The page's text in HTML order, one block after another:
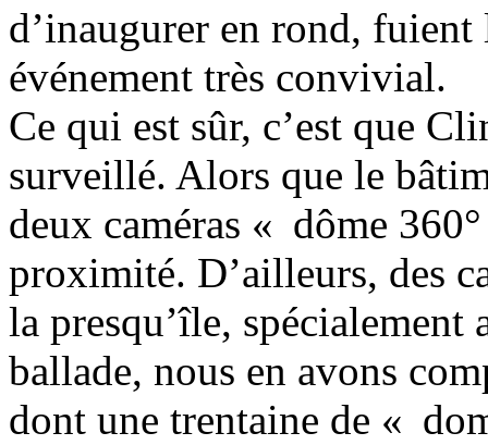
d’inaugurer en rond, fuient
événement très convivial.
Ce qui est sûr, c’est que
surveillé. Alors que le
deux caméras « dôme
proximité. D’ailleurs, des
la presqu’île,
ballade, nous en avons
dont une trentaine de «